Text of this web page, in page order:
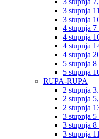
3 stupnja
3 stupnja
3 stupnja
4 stupnja 7
4 stupnja
4 stupnja
4 stupnja
5 stupnja 8
5 stupnja
RUPA-RUPA
2 stupnja
2 stupnja
2 stupnja
3 stupnja 5
3 stupnja 8
3 stupnja